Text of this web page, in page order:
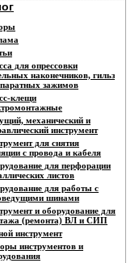
для опрессовки
наконечников, гильз
зажимов
клещи
механический и
инструмент
для снятия
с провода и кабеля
для перфорации
листов
для работы с
шинами
и оборудование для
(ремонта) ВЛ и СИП
инструмент
инструментов и